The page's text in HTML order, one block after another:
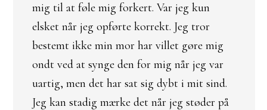
mig til at føle mig forkert. Var jeg kun
elsket når jeg opførte korrekt. Jeg tror
bestemt ikke min mor har villet gøre mig
ondt ved at synge den for mig når jeg var
uartig, men det har sat sig dybt i mit sind.
Jeg kan stadig mærke det når jeg støder på